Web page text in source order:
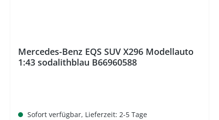
Mercedes-Benz EQS SUV X296 Modellauto
1:43 sodalithblau B66960588
Sofort verfügbar, Lieferzeit: 2-5 Tage